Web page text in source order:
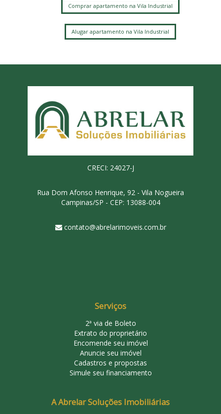
Comprar apartamento na Vila Industrial
Alugar apartamento na Vila Industrial
CRECI: 24027-J
Rua Dom Afonso Henrique, 92 - Vila Nogueira
Campinas/SP - CEP: 13088-004
contato@abrelarimoveis.com.br
Serviços
2ª via de Boleto
Extrato do proprietário
Encomende seu imóvel
Anuncie seu imóvel
Cadastros e propostas
Simule seu financiamento
A Abrelar Soluções Imobiliárias